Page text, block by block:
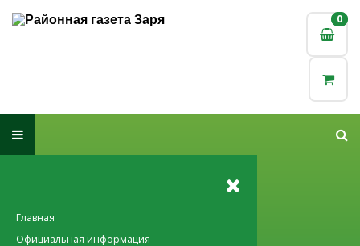
0
0
Главная
Официальная информация